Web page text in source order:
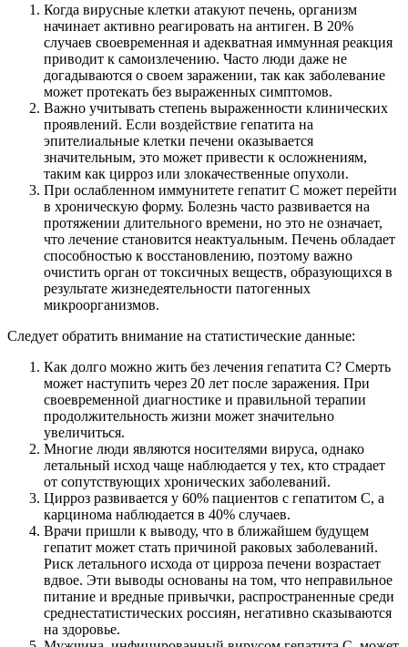
Когда вирусные клетки атакуют печень, организм
начинает активно реагировать на антиген. В 20%
случаев своевременная и адекватная иммунная реакция
приводит к самоизлечению. Часто люди даже не
догадываются о своем заражении, так как заболевание
может протекать без выраженных симптомов.
Важно учитывать степень выраженности клинических
проявлений. Если воздействие гепатита на
эпителиальные клетки печени оказывается
значительным, это может привести к осложнениям,
таким как цирроз или злокачественные опухоли.
При ослабленном иммунитете гепатит С может перейти
в хроническую форму. Болезнь часто развивается на
протяжении длительного времени, но это не означает,
что лечение становится неактуальным. Печень обладает
способностью к восстановлению, поэтому важно
очистить орган от токсичных веществ, образующихся в
результате жизнедеятельности патогенных
микроорганизмов.
Следует обратить внимание на статистические данные:
Как долго можно жить без лечения гепатита С? Смерть
может наступить через 20 лет после заражения. При
своевременной диагностике и правильной терапии
продолжительность жизни может значительно
увеличиться.
Многие люди являются носителями вируса, однако
летальный исход чаще наблюдается у тех, кто страдает
от сопутствующих хронических заболеваний.
Цирроз развивается у 60% пациентов с гепатитом С, а
карцинома наблюдается в 40% случаев.
Врачи пришли к выводу, что в ближайшем будущем
гепатит может стать причиной раковых заболеваний.
Риск летального исхода от цирроза печени возрастает
вдвое. Эти выводы основаны на том, что неправильное
питание и вредные привычки, распространенные среди
среднестатистических россиян, негативно сказываются
на здоровье.